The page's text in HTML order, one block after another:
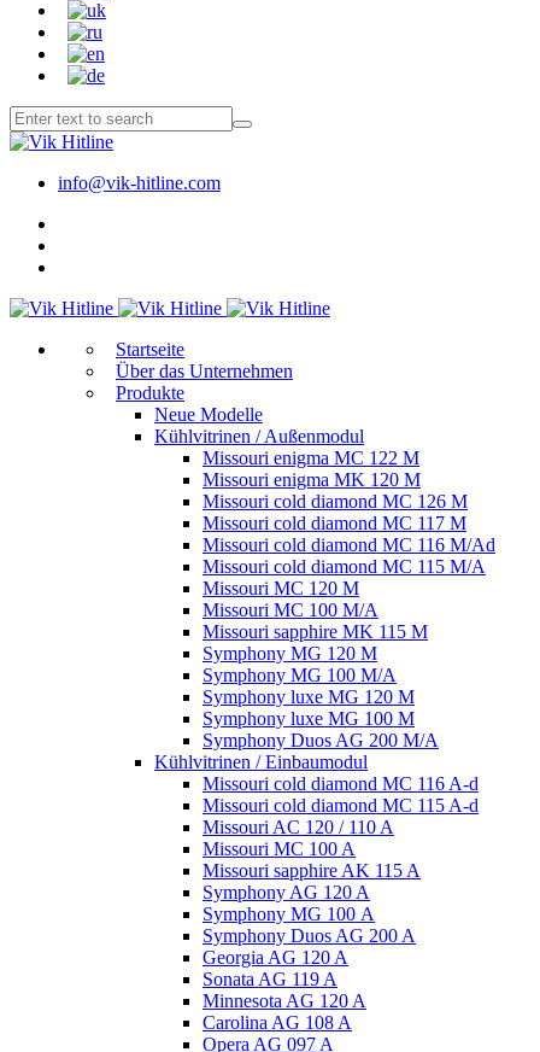
info@vik-hitline.com
Start­sei­te
Über das Unternehmen
Produkte
Neue Modelle
Kühlvitrinen / Außenmodul
Missouri enigma MC 122 M
Missouri enigma MK 120 M
Missouri cold diamond MC 126 M
Missouri cold diamond MC 117 M
Missouri cold diamond MC 116 M/Ad
Missouri cold diamond MC 115 M/A
Missouri MC 120 M
Missouri MC 100 M/A
Missouri sapphire MK 115 M
Symphony MG 120 M
Symphony MG 100 M/А
Symphony luxe MG 120 M
Symphony luxe MG 100 M
Symphony Duos AG 200 M/A
Kühlvitrinen / Einbaumodul
Missouri cold diamond MC 116 A-d
Missouri cold diamond MC 115 A-d
Missouri AC 120 / 110 A
Missouri MC 100 A
Missouri sapphire AK 115 A
Symphony AG 120 A
Symphony MG 100 А
Symphony Duos AG 200 A
Georgia AG 120 A
Sonata AG 119 A
Minnesota AG 120 A
Carolina AG 108 A
Opera AG 097 A